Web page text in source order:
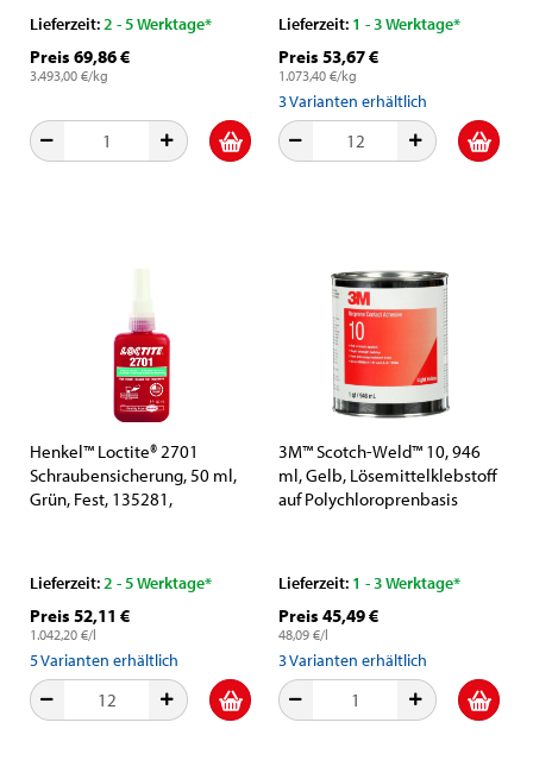
Lieferzeit:2 - 5 Werktage*
Preis 69,86 €
3.493,00 €/kg
Lieferzeit: 1 - 3 Werktage*
Preis 53,67 €
1.073,40 €/kg
3Varianten erhältlich
Henkel™ Loctite® 2701
Schraubensicherung, 50 ml,
Grün, Fest, 135281,
Lieferzeit:2 - 5 Werktage*
Preis 52,11 €
1.042,20 €/l
5Varianten erhältlich
3M™ Scotch-Weld™ 10, 946
ml, Gelb, Lösemittelklebstoff
auf Polychloroprenbasis
Lieferzeit: 1 - 3 Werktage*
Preis 45,49 €
48,09 €/l
3Varianten erhältlich